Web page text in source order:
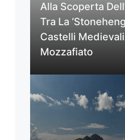
Alla Scoperta
Tra La
Castelli
Mozzafiato